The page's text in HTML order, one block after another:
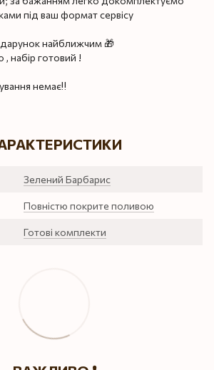
під ваш формат сервісу
найближчим 🎁
, набір готовий !
немає‼️
Зелений Барбарис
Повністю покрите поливою
Готові комплекти